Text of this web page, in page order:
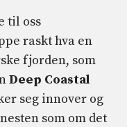
til oss
raskt hva en
fjorden, som
Deep Coastal
seg innover og
som om det